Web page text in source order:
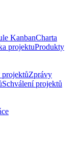
KanbanCharta
projektuProdukty
projektůZprávy
Schválení projektů